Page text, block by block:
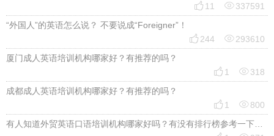
 11 337591
“外国人”的英语怎么说？ 不要说成“Foreigner”！
 244 293610
厦门成人英语培训机构哪家好？有推荐的吗？
 1 318
成都成人英语培训机构哪家好？有推荐的吗？
 1 800
有人知道外贸英语口语培训机构哪家好吗？有没有排行榜参考一下？最好说下费用